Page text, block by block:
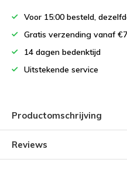
Voor 15:00 besteld,
Gratis verzending vanaf
14 dagen bedenktijd
Uitstekende service
Productomschrijving
Reviews